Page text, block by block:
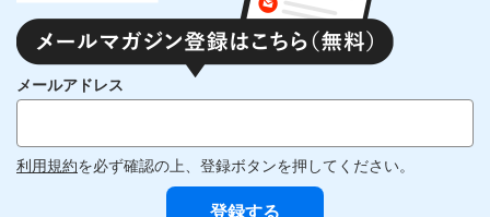
メールアドレス
利用規約を必ず確認の上、登録ボタンを押してください。